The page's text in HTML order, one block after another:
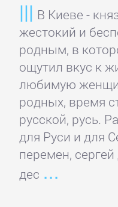
В Киеве -
жестокий и
родным, в
ощутил вкус к
любимую
родных, время
русской, русь.
для Руси и для
перемен,
дес